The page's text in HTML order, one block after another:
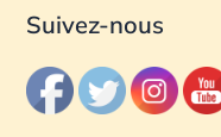
Suivez-nous